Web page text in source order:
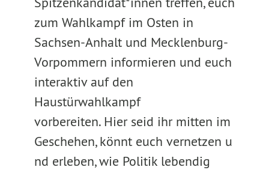
zum Wahlkampf im Osten in
Sachsen-Anhalt und Mecklenburg-
Vorpommern informieren und euch
interaktiv auf den
Haustürwahlkampf
vorbereiten. Hier seid ihr mitten im
Geschehen, könnt euch vernetzen u
nd erleben, wie Politik lebendig